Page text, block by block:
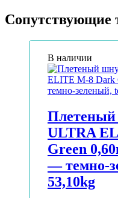
Сопутствующие
В наличии
ULTRA
Green
— темно-
53,10kg